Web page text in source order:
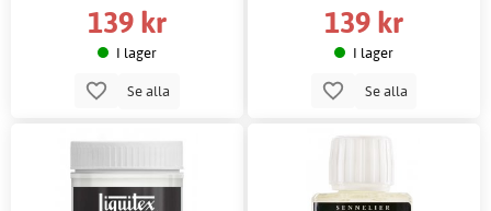
139 kr
I lager
Se alla
139 kr
I lager
Se alla